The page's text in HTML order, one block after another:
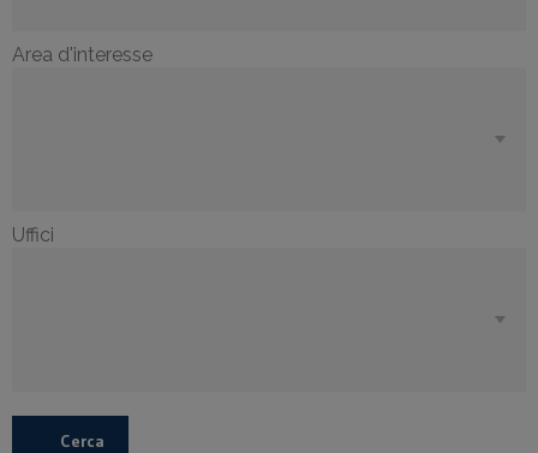
Area d'interesse
Uffici
Cerca